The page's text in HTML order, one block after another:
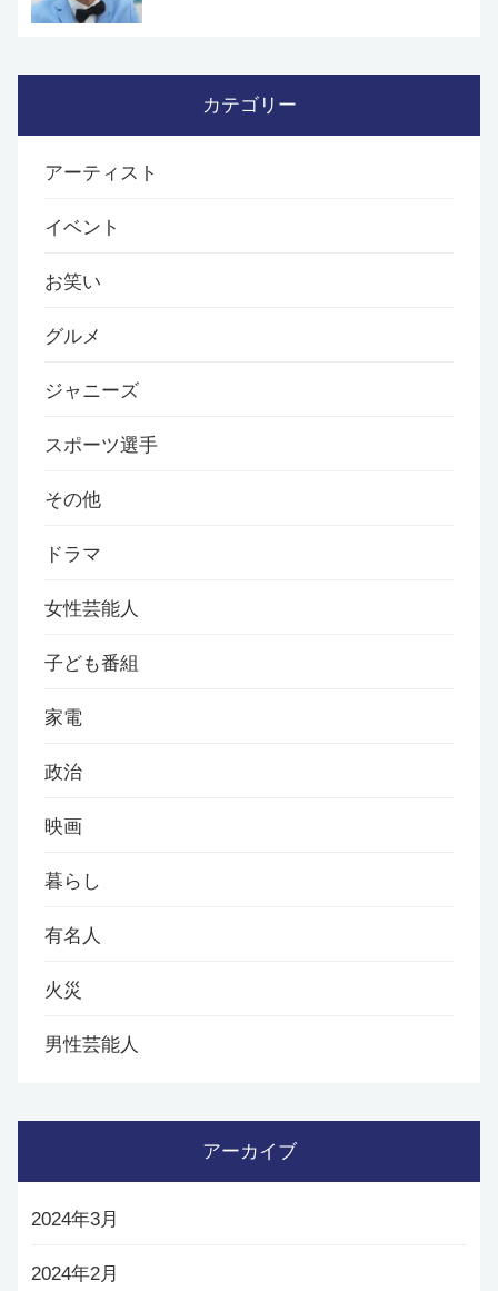
カテゴリー
アーティスト
イベント
お笑い
グルメ
ジャニーズ
スポーツ選手
その他
ドラマ
女性芸能人
子ども番組
家電
政治
映画
暮らし
有名人
火災
男性芸能人
アーカイブ
2024年3月
2024年2月